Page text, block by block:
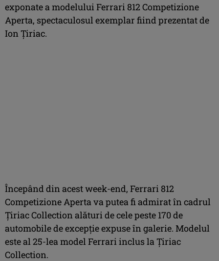
exponate a modelului Ferrari 812 Competizione
Aperta, spectaculosul exemplar fiind prezentat de
Ion Țiriac.
Începând din acest week-end, Ferrari 812
Competizione Aperta va putea fi admirat în cadrul
Țiriac Collection alături de cele peste 170 de
automobile de excepție expuse în galerie. Modelul
este al 25-lea model Ferrari inclus la Țiriac
Collection.